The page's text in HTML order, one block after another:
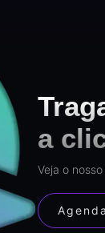
a
Veja o